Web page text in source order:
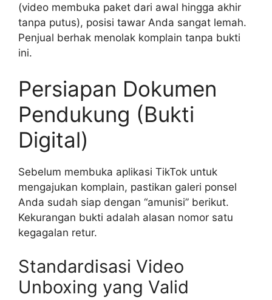
(video membuka paket dari awal hingga akhir
tanpa putus), posisi tawar Anda sangat lemah.
Penjual berhak menolak komplain tanpa bukti
ini.
Persiapan Dokumen
Pendukung (Bukti
Digital)
Sebelum membuka aplikasi TikTok untuk
mengajukan komplain, pastikan galeri ponsel
Anda sudah siap dengan “amunisi” berikut.
Kekurangan bukti adalah alasan nomor satu
kegagalan retur.
Standardisasi Video
Unboxing yang Valid